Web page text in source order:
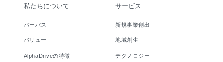
私たちについて
パーパス
バリュー
AlphaDriveの特徴
サービス
新規事業創出
地域創生
テクノロジー